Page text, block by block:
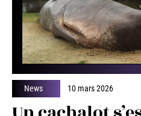
News 10 mars 2026